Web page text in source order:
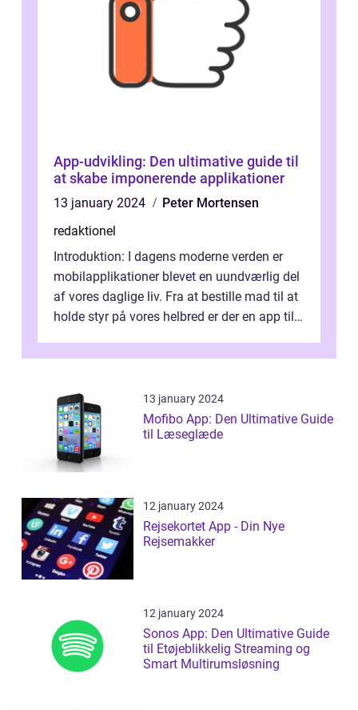
App-udvikling: Den ultimative guide til
at skabe imponerende applikationer
13 january 2024
Peter Mortensen
redaktionel
Introduktion: I dagens moderne verden er
mobilapplikationer blevet en uundværlig del
af vores daglige liv. Fra at bestille mad til at
holde styr på vores helbred er der en app til
13 january 2024
Mofibo App: Den Ultimative Guide
til Læseglæde
12 january 2024
Rejsekortet App - Din Nye
Rejsemakker
12 january 2024
Sonos App: Den Ultimative Guide
til Etøjeblikkelig Streaming og
Smart Multirumsløsning